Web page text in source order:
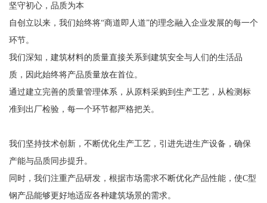
坚守初心，品质为本
自创立以来，我们始终将“商道即人道”的理念融入企业发展的每一个
环节。
我们深知，建筑材料的质量直接关系到建筑安全与人们的生活品
质，因此始终将产品质量放在首位。
通过建立完善的质量管理体系，从原料采购到生产工艺，从检测标
准到出厂检验，每一个环节都严格把关。
我们坚持技术创新，不断优化生产工艺，引进先进生产设备，确保
产能与品质同步提升。
同时，我们注重产品研发，根据市场需求不断优化产品性能，使C型
钢产品能够更好地适应各种建筑场景的需求。